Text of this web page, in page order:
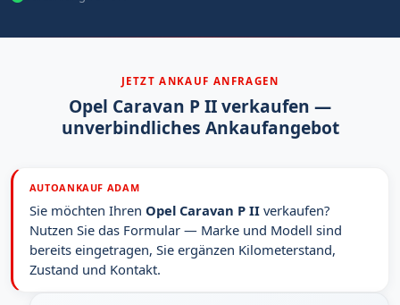
JETZT ANKAUF ANFRAGEN
Opel Caravan P II verkaufen —
unverbindliches Ankaufangebot
AUTOANKAUF ADAM
Sie möchten Ihren Opel Caravan P IIverkaufen?
Nutzen Sie das Formular — Marke und Modell sind
bereits eingetragen, Sie ergänzen Kilometerstand,
Zustand und Kontakt.